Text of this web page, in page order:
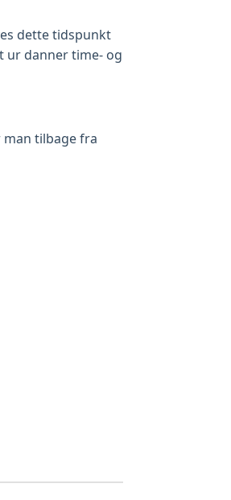
dette tidspunkt
ur danner time- og
man tilbage fra